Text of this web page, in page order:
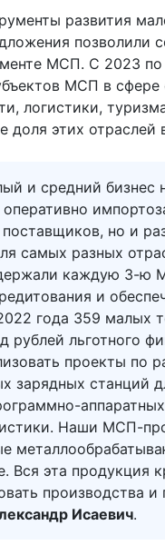
развития
позволили
МСП. С 2023
МСП в
логистики,
доля этих
и средний бизнес
оперативно
но и
самых разных
каждую 3-ю
и
года 359 малых
рублей льготного
проекты по
зарядных станций
Наши МСП-
Вся эта продукция
производства
Исаевич.